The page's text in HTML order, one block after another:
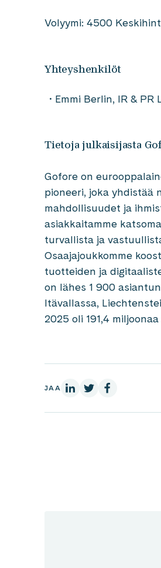
Volyymi: 4500
Yhteyshenkilöt
Emmi Berlin, IR &
Tietoja julkaisijasta
Gofore on
pioneeri, joka yhdistää
mahdollisuudet ja
asiakkaitamme
turvallista ja
Osaajajoukkomme
tuotteiden ja
on lähes 1 900
Itävallassa,
2025 oli 191,4
JAA LinkedInissä
X:ssä